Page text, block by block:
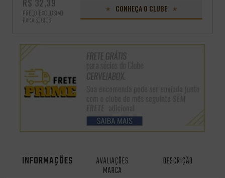
R$ 32,39
PREÇO EXCLUSIVO
PARA SÓCIOS
CONHEÇA O CLUBE
INFORMAÇÕES AVALIAÇÕES DESCRIÇÃO
MARCA